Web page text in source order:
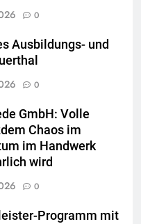
0
Ausbildungs- und
0
GmbH: Volle
Chaos im
im Handwerk
wird
0
Programm mit